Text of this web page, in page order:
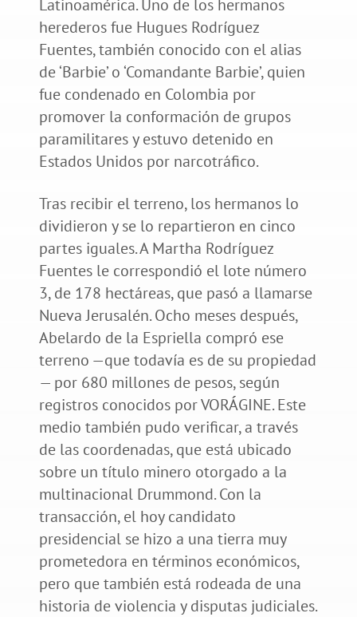
Latinoamérica. Uno de los hermanos
herederos fue Hugues Rodríguez
Fuentes, también conocido con el alias
de ‘Barbie’ o ‘Comandante Barbie’, quien
fue condenado en Colombia por
promover la conformación de grupos
paramilitares y estuvo detenido en
Estados Unidos por narcotráfico.
Tras recibir el terreno, los hermanos lo
dividieron y se lo repartieron en cinco
partes iguales. A Martha Rodríguez
Fuentes le correspondió el lote número
3, de 178 hectáreas, que pasó a llamarse
Nueva Jerusalén. Ocho meses después,
Abelardo de la Espriella compró ese
terreno —que todavía es de su propiedad
— por 680 millones de pesos, según
registros conocidos por VORÁGINE. Este
medio también pudo verificar, a través
de las coordenadas, que está ubicado
sobre un título minero otorgado a la
multinacional Drummond. Con la
transacción, el hoy candidato
presidencial se hizo a una tierra muy
prometedora en términos económicos,
pero que también está rodeada de una
historia de violencia y disputas judiciales.